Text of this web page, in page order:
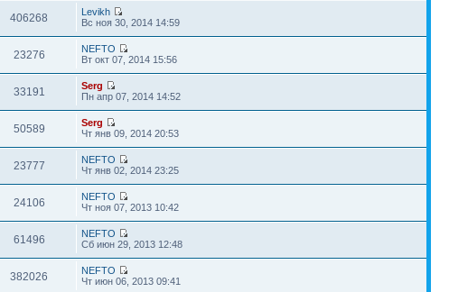
406268
Levikh
Вс ноя 30, 2014 14:59
23276
NEFTO
Вт окт 07, 2014 15:56
33191
Serg
Пн апр 07, 2014 14:52
50589
Serg
Чт янв 09, 2014 20:53
23777
NEFTO
Чт янв 02, 2014 23:25
24106
NEFTO
Чт ноя 07, 2013 10:42
61496
NEFTO
Сб июн 29, 2013 12:48
382026
NEFTO
Чт июн 06, 2013 09:41